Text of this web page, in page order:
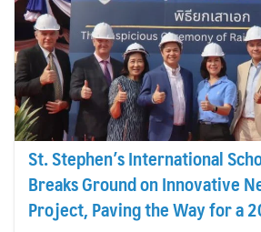
St. Stephen’s International
Breaks Ground on Innovative
Project, Paving the Way for a